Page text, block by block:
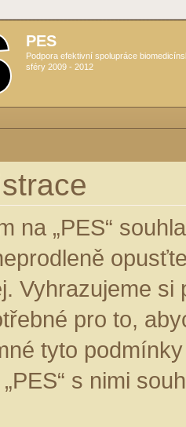
PES
Podpora efektivní spolupráce
sféry 2009 - 2012
na „PES“
Vyhrazujeme
pro to,
tyto
s nimi